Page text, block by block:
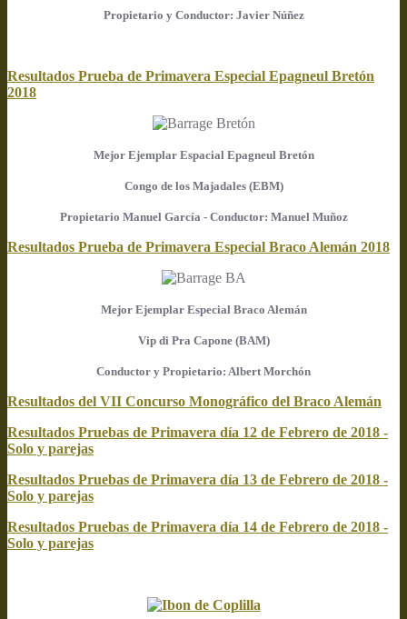
Propietario y Conductor: Javier Núñez
Resultados Prueba de Primavera Especial Epagneul Bretón
2018
Mejor Ejemplar Espacial Epagneul Bretón
Congo de los Majadales (EBM)
Propietario Manuel García - Conductor: Manuel Muñoz
Resultados Prueba de Primavera Especial Braco Alemán 2018
Mejor Ejemplar Especial Braco Alemán
Vip di Pra Capone (BAM)
Conductor y Propietario: Albert Morchón
Resultados del VII Concurso Monográfico del Braco Alemán
Resultados Pruebas de Primavera día 12 de Febrero de 2018 -
Solo y parejas
Resultados Pruebas de Primavera día 13 de Febrero de 2018 -
Solo y parejas
Resultados Pruebas de Primavera día 14 de Febrero de 2018 -
Solo y parejas